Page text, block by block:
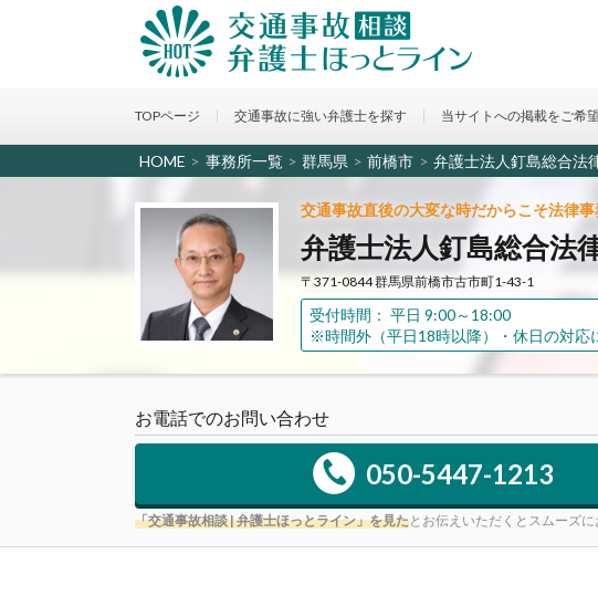
TOPページ 交通事故に強い弁護士を探す 当サイトへの掲載をご希
HOME > 事務所一覧 > 群馬県 > 前橋市 > 弁護士法人釘島総合法
交通事故直後の大変な時だからこそ法律
弁護士法人釘島総合法
〒371-0844 群馬県前橋市古市町1-43-1
受付時間： 平日 9:00～18:00
※時間外（平日18時以降）・休日の対応
お電話でのお問い合わせ
050-5447-1213
「交通事故相談 | 弁護士ほっとライン」を見たとお伝えいただくとスムーズに